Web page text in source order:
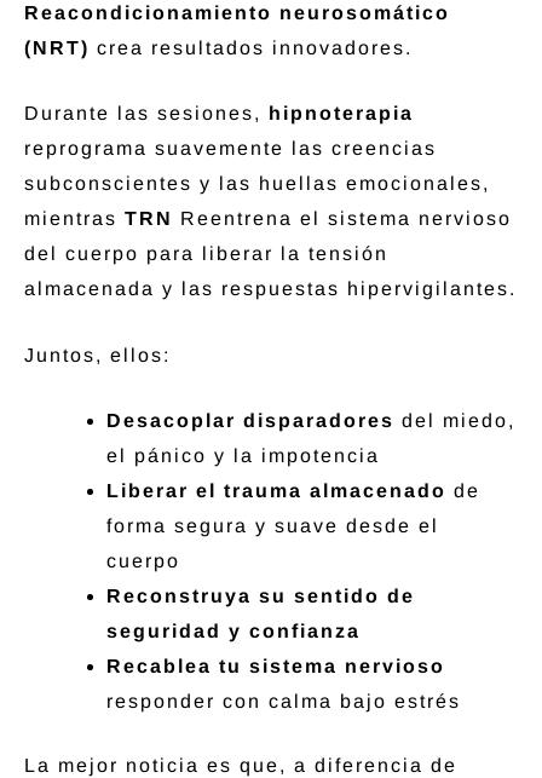
Reacondicionamiento neurosomático
(NRT) crea resultados innovadores.
Durante las sesiones, hipnoterapia
reprograma suavemente las creencias
subconscientes y las huellas emocionales,
mientras TRN Reentrena el sistema nervioso
del cuerpo para liberar la tensión
almacenada y las respuestas hipervigilantes.
Juntos, ellos:
Desacoplar disparadores del miedo,
el pánico y la impotencia
Liberar el trauma almacenado de
forma segura y suave desde el
cuerpo
Reconstruya su sentido de
seguridad y confianza
Recablea tu sistema nervioso
responder con calma bajo estrés
La mejor noticia es que, a diferencia de